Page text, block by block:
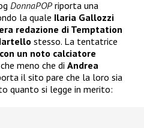
DonnaPOP riporta una
la quale Ilaria Gallozzi
redazione di Temptation
stesso. La tentatrice
un noto calciatore
meno che di Andrea
il sito pare che la loro sia
quanto si legge in merito: